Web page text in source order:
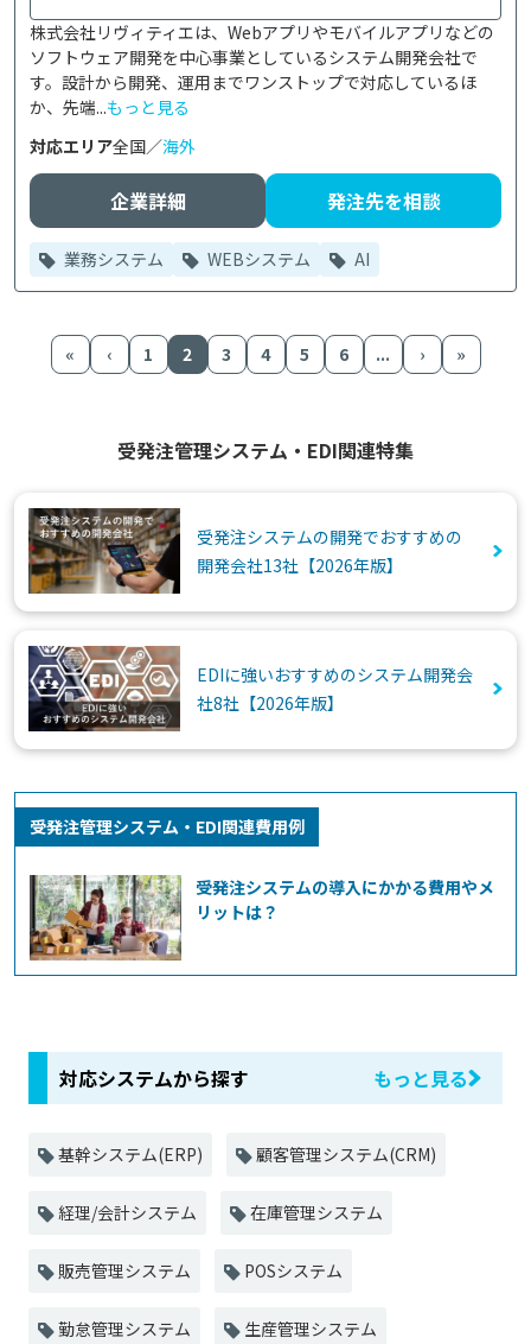
株式会社リヴィティエは、Webアプリやモバイルアプリなどの
ソフトウェア開発を中心事業としているシステム開発会社で
す。設計から開発、運用までワンストップで対応しているほ
か、先端...もっと見る
対応エリア全国／海外
企業詳細 発注先を相談
業務システム WEBシステム AI
« ‹ 1 2 3 4 5 6 ... › »
受発注管理システム・EDI関連特集
受発注システムの開発でおすすめの
開発会社13社【2026年版】
EDIに強いおすすめのシステム開発会
社8社【2026年版】
受発注管理システム・EDI関連費用例
受発注システムの導入にかかる費用やメ
リットは？
対応システムから探す もっと見る
基幹システム(ERP) 顧客管理システム(CRM)
経理/会計システム 在庫管理システム
販売管理システム POSシステム
勤怠管理システム 生産管理システム